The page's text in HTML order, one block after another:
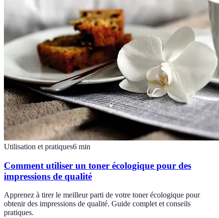
Utilisation et pratiques6 min
Comment utiliser un toner écologique pour des
impressions de qualité
Apprenez à tirer le meilleur parti de votre toner écologique pour
obtenir des impressions de qualité. Guide complet et conseils
pratiques.